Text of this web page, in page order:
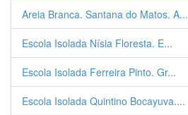
Areia Branca. Santana do Matos. A...
Escola Isolada Nísia Floresta. E...
Escola Isolada Ferreira Pinto. Gr...
Escola Isolada Quintino Bocayuva....